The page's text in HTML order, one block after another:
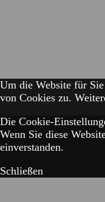
Um die Website für
von Cookies zu.
Die Cookie-
Wenn Sie diese
einverstanden.
Schließen